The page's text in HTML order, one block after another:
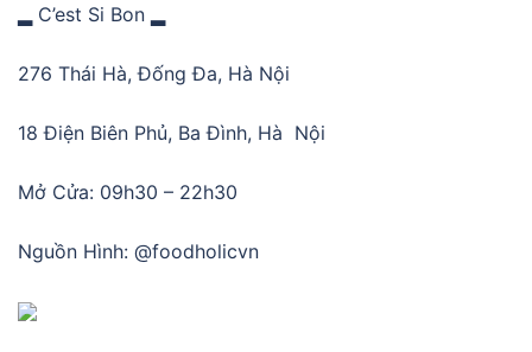
▂ C’est Si Bon ▂
276 Thái Hà, Đống Đa, Hà Nội
18 Điện Biên Phủ, Ba Đình, Hà Nội
Mở Cửa: 09h30 – 22h30
Nguồn Hình: @foodholicvn